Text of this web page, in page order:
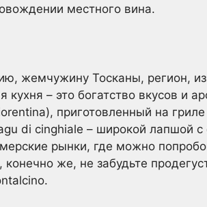
местного вина.
жемчужину Тосканы, регион,
– это богатство вкусов и
приготовленный на
di cinghiale – широкой лапшой с
рынки, где можно
же, не забудьте